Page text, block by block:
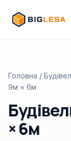
Головна /
9м × 6м
× 6м